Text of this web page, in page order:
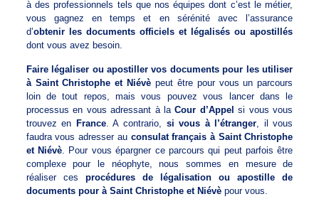
à des professionnels tels que nos équipes dont c’est le métier,
vous gagnez en temps et en sérénité avec l’assurance
d’obtenir les documents officiels et légalisés ou apostillés
dont vous avez besoin.
Faire légaliser ou apostiller vos documents pour les utiliser
à Saint Christophe et Niévè peut être pour vous un parcours
loin de tout repos, mais vous pouvez vous lancer dans le
processus en vous adressant à laCour d’Appel si vous vous
trouvez en France. A contrario, si vous à l’étranger, il vous
faudra vous adresser au consulat français à Saint Christophe
et Niévè. Pour vous épargner ce parcours qui peut parfois être
complexe pour le néophyte, nous sommes en mesure de
réaliser ces procédures de légalisation ou apostille de
documents pour à Saint Christophe et Niévèpour vous.